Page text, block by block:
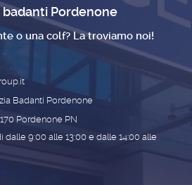
badanti Pordenone
o una colf? La troviamo noi!
Badanti Pordenone
Pordenone PN
dalle 9:00 alle 13:00 e dalle 14:00 alle